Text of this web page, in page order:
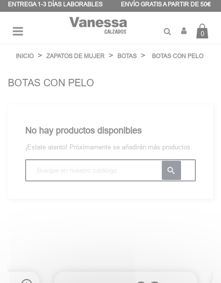
ENTREGA 1-3 DÍAS LABORABLES ENVÍO GRATIS A PARTIR DE 50€
de
palanca
0
INICIO ZAPATOS DE MUJER BOTAS BOTAS CON PELO
BOTAS CON PELO
No hay productos disponibles
¡Estate atento! Próximamente se añadirán más productos.

Panel de gestión de cookies